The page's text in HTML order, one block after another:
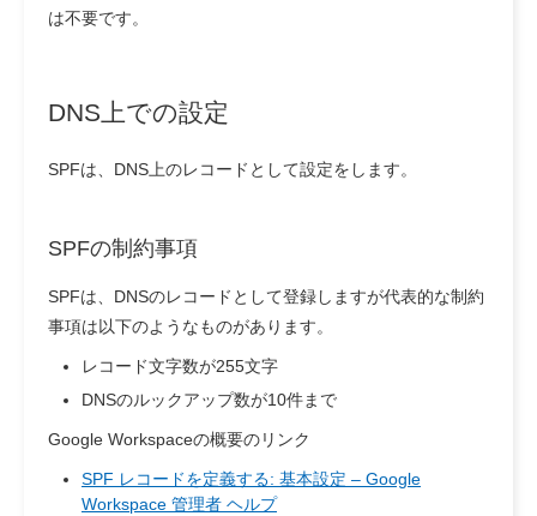
は不要です。
DNS上での設定
SPFは、DNS上のレコードとして設定をします。
SPFの制約事項
SPFは、DNSのレコードとして登録しますが代表的な制約
事項は以下のようなものがあります。
レコード文字数が255文字
DNSのルックアップ数が10件まで
Google Workspaceの概要のリンク
SPF レコードを定義する: 基本設定 – Google
Workspace 管理者 ヘルプ